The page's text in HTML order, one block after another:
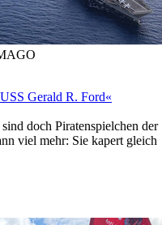
Gerald R. Ford«
doch Piratenspielchen der
viel mehr: Sie kapert gleich